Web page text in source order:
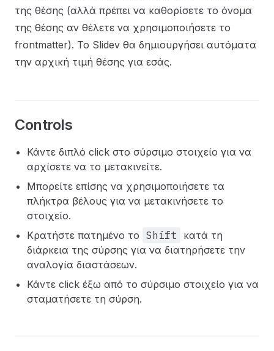
της θέσης (αλλά πρέπει να καθορίσετε το όνομα
της θέσης αν θέλετε να χρησιμοποιήσετε το
frontmatter). Το Slidev θα δημιουργήσει αυτόματα
την αρχική τιμή θέσης για εσάς.
Controls
Κάντε διπλό click στο σύρσιμο στοιχείο για να
αρχίσετε να το μετακινείτε.
Μπορείτε επίσης να χρησιμοποιήσετε τα
πλήκτρα βέλους για να μετακινήσετε το
στοιχείο.
Κρατήστε πατημένο το Shift
κατά τη
διάρκεια της σύρσης για να διατηρήσετε την
αναλογία διαστάσεων.
Κάντε click έξω από το σύρσιμο στοιχείο για να
σταματήσετε τη σύρση.